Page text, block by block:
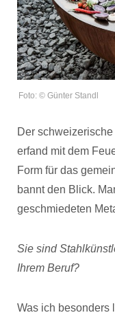
Foto: © Günter Standl
Der
erfand mit dem
Form für das
bannt den Blick.
geschmiedeten
Sie sind
Ihrem Beruf?
Was ich besonders